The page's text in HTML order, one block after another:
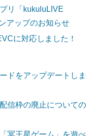
リ「kukuluLIVE
アップのお知らせ
に対応しました！
ドをアップデートしま
信枠の廃止についての
冥王星ゲーム」を遊べ